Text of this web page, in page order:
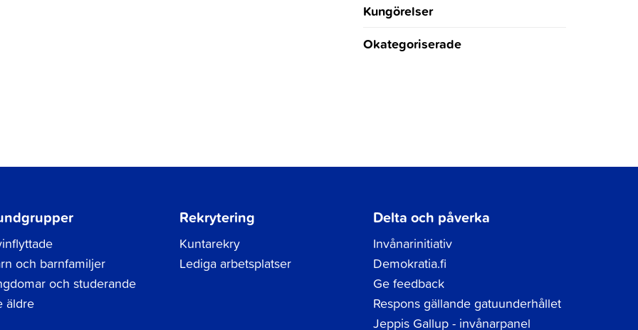
Kungörelser
Okategoriserade
och barnfamiljer
och studerande
äldre
Rekrytering
Kuntarekry
Lediga arbetsplatser
Delta och påverka
Invånarinitiativ
Demokratia.fi
Ge feedback
Respons gällande gatuunderhållet
Jeppis Gallup - invånarpanel